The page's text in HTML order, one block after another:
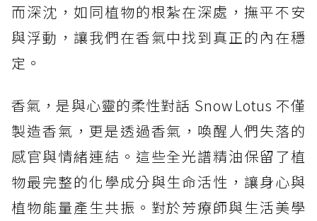
而深沈，如同植物的根紮在深處，撫平不安
與浮動，讓我們在香氣中找到真正的內在穩
定。
香氣，是與心靈的柔性對話 Snow Lotus 不僅
製造香氣，更是透過香氣，喚醒人們失落的
感官與情緒連結。這些全光譜精油保留了植
物最完整的化學成分與生命活性，讓身心與
植物能量產生共振。對於芳療師與生活美學